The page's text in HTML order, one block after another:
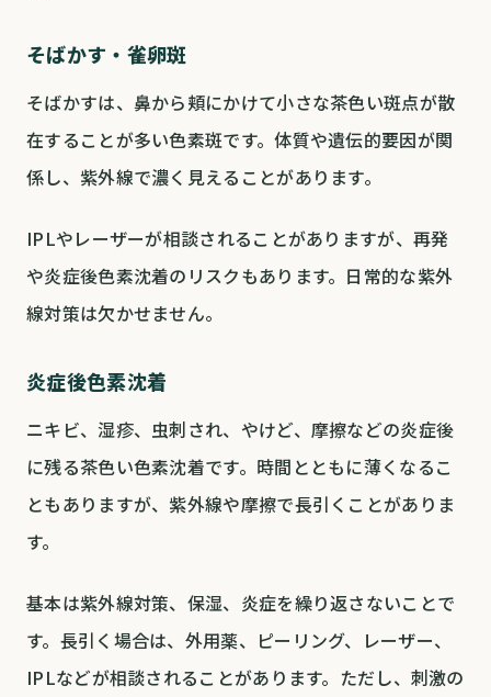
そばかす・雀卵斑
そばかすは、鼻から頬にかけて小さな茶色い斑点が散
在することが多い色素斑です。体質や遺伝的要因が関
係し、紫外線で濃く見えることがあります。
IPLやレーザーが相談されることがありますが、再発
や炎症後色素沈着のリスクもあります。日常的な紫外
線対策は欠かせません。
炎症後色素沈着
ニキビ、湿疹、虫刺され、やけど、摩擦などの炎症後
に残る茶色い色素沈着です。時間とともに薄くなるこ
ともありますが、紫外線や摩擦で長引くことがありま
す。
基本は紫外線対策、保湿、炎症を繰り返さないことで
す。長引く場合は、外用薬、ピーリング、レーザー、
IPLなどが相談されることがあります。ただし、刺激の